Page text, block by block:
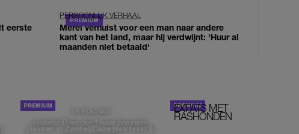
eerste
PERSOONLIJK VERHAAL
Merel verhuist voor een man naar andere
kant van het land, maar hij verdwijnt: 'Huur al
maanden niet betaald'
DE STAD VAN
Isabelle Boer deelt haar favoriete
plekken in Zwolle: 'Deze plek houd ik
EXPATS MET
RASHONDEN